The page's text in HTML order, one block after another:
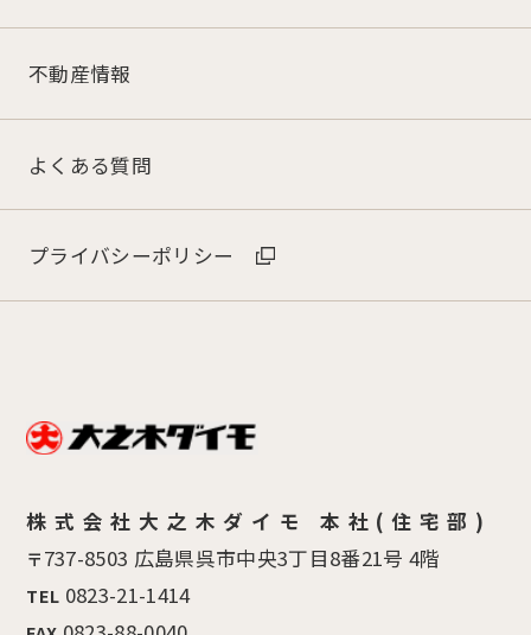
不動産情報
よくある質問
プライバシーポリシー
株式会社大之木ダイモ 本社(住宅部)
〒737-8503 広島県呉市中央3丁目8番21号 4階
TEL 0823-21-1414